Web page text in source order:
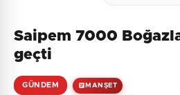
Henüz yorum yapılmamış.
Saipem 7000
geçti
GÜNDEM MANŞET